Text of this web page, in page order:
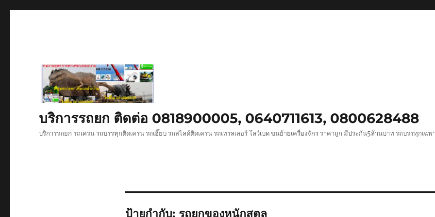
บริการรถยก ติดต่อ 0818900005, 0640711613, 0800628488
บริการรถยก รถเครน รถบรรทุกติดเครน รถเฮี๊ยบ รถสไลด์ติดเครน รถเทรลเลอร์ โลว์เบด ขนย้ายเครื่องจักร ราคาถูก มีประกัน5ล้านบาท รถบรรทุกเฉพ
ป้ายกำกับ: รถยกของหนักสตูล